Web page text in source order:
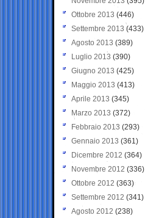
Ottobre 2013 (446)
Settembre 2013 (433)
Agosto 2013 (389)
Luglio 2013 (390)
Giugno 2013 (425)
Maggio 2013 (413)
Aprile 2013 (345)
Marzo 2013 (372)
Febbraio 2013 (293)
Gennaio 2013 (361)
Dicembre 2012 (364)
Novembre 2012 (336)
Ottobre 2012 (363)
Settembre 2012 (341)
Agosto 2012 (238)